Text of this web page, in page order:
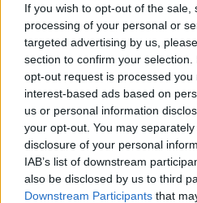
If you wish to opt-out of the
processing of your personal or
targeted advertising by us,
section to confirm your
opt-out request is processed you
interest-based ads based on
us or personal information
your opt-out. You may
disclosure of your personal
IAB’s list of downstream
also be disclosed by us to third
Downstream Participants that
AUTORE
Alessandro
Alessandro
pieno di timbri,
dopo un incontro al
storie di viaggio in
redazione predilige
l'attenzione al
taccuino logoro con
mano.